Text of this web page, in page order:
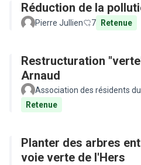
Réduction de la
Pierre Jullien 7 Retenue
Restructuration
Arnaud
Association des résidents
Retenue
Planter des arbres
voie verte de l'Hers